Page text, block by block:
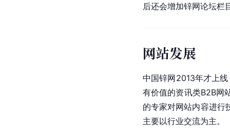
后还会增加锌网论坛栏
网站发展
中国锌网2013年才上
有价值的资讯类B2B网
的专家对网站内容进行
主要以行业交流为主。